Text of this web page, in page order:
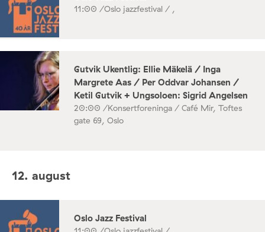
11:00 /Oslo jazzfestival / ,
Gutvik Ukentlig: Ellie Mäkelä / Inga
Margrete Aas / Per Oddvar Johansen /
Ketil Gutvik + Ungsoloen: Sigrid Angelsen
20:00 /Konsertforeninga / Café Mir, Toftes
gate 69, Oslo
12. august
Oslo Jazz Festival